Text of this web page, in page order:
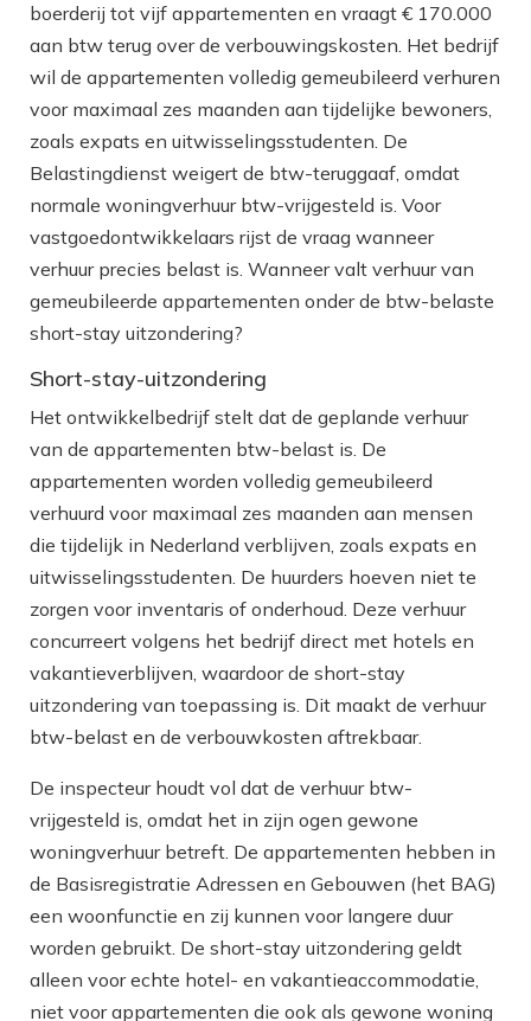
boerderij tot vijf appartementen en vraagt € 170.000
aan btw terug over de verbouwingskosten. Het bedrijf
wil de appartementen volledig gemeubileerd verhuren
voor maximaal zes maanden aan tijdelijke bewoners,
zoals expats en uitwisselingsstudenten. De
Belastingdienst weigert de btw-teruggaaf, omdat
normale woningverhuur btw-vrijgesteld is. Voor
vastgoedontwikkelaars rijst de vraag wanneer
verhuur precies belast is. Wanneer valt verhuur van
gemeubileerde appartementen onder de btw-belaste
short-stay uitzondering?
Short-stay-uitzondering
Het ontwikkelbedrijf stelt dat de geplande verhuur
van de appartementen btw-belast is. De
appartementen worden volledig gemeubileerd
verhuurd voor maximaal zes maanden aan mensen
die tijdelijk in Nederland verblijven, zoals expats en
uitwisselingsstudenten. De huurders hoeven niet te
zorgen voor inventaris of onderhoud. Deze verhuur
concurreert volgens het bedrijf direct met hotels en
vakantieverblijven, waardoor de short-stay
uitzondering van toepassing is. Dit maakt de verhuur
btw-belast en de verbouwkosten aftrekbaar.
De inspecteur houdt vol dat de verhuur btw-
vrijgesteld is, omdat het in zijn ogen gewone
woningverhuur betreft. De appartementen hebben in
de Basisregistratie Adressen en Gebouwen (het BAG)
een woonfunctie en zij kunnen voor langere duur
worden gebruikt. De short-stay uitzondering geldt
alleen voor echte hotel- en vakantieaccommodatie,
niet voor appartementen die ook als gewone woning